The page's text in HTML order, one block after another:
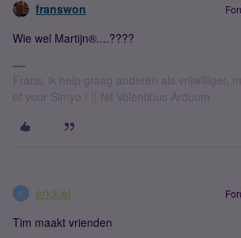
franswon
Wie wel Martijn®....????
Frans, ik help graag anderen als vrijwilliger,
of voor Simyo ! || Nil Volentibus Arduum
E erickiel
Tim maakt vrienden